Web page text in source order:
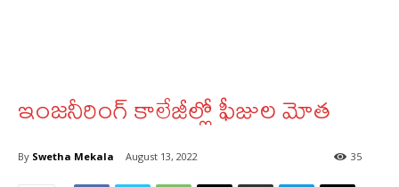
ఇంజనీరింగ్‌ కాలేజీల్లో ఫీజుల మోత
By Swetha Mekala August 13, 2022 35